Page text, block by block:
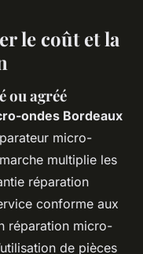
le coût et la
ou agréé
ondes Bordeaux
micro-
multiplie les
réparation
conforme aux
réparation micro-
de pièces